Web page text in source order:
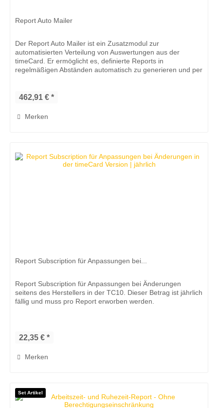
Report Auto Mailer
Der Report Auto Mailer ist ein Zusatzmodul zur
automatisierten Verteilung von Auswertungen aus der
timeCard. Er ermöglicht es, definierte Reports in
regelmäßigen Abständen automatisch zu generieren und per
462,91 € *
Merken
Report Subscription für Anpassungen bei...
Report Subscription für Anpassungen bei Änderungen
seitens des Herstellers in der TC10. Dieser Betrag ist jährlich
fällig und muss pro Report erworben werden.
22,35 € *
Merken
Set Artikel